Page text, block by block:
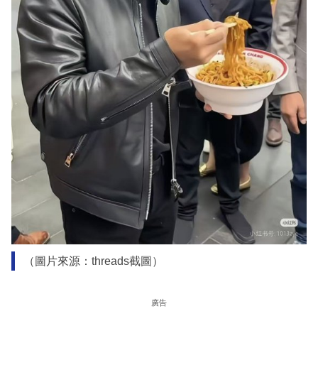
（圖片來源：threads截圖）
廣告